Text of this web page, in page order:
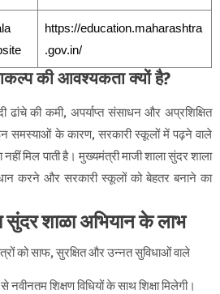
https://education.maharashtra
.gov.in/
की आवश्यकता क्यों है?
ढांचे की कमी, अपर्याप्त संसाधन और अप्रशिक्षित
समस्याओं के कारण, सरकारी स्कूलों में पढ़ने वाले
नहीं मिल पाती है। मुख्यमंत्री माजी शाला सुंदर शाला
करने और सरकारी स्कूलों को बेहतर बनाने का
सुंदर शाळा अभियान के लाभ
को साफ, सुरक्षित और उन्नत सुविधाओं वाले
से नवीनतम शिक्षण विधियों के साथ शिक्षा मिलेगी।